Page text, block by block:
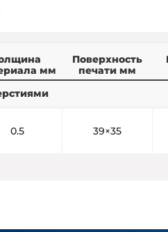
мм
Поверхность
печати мм
0.5 39×35